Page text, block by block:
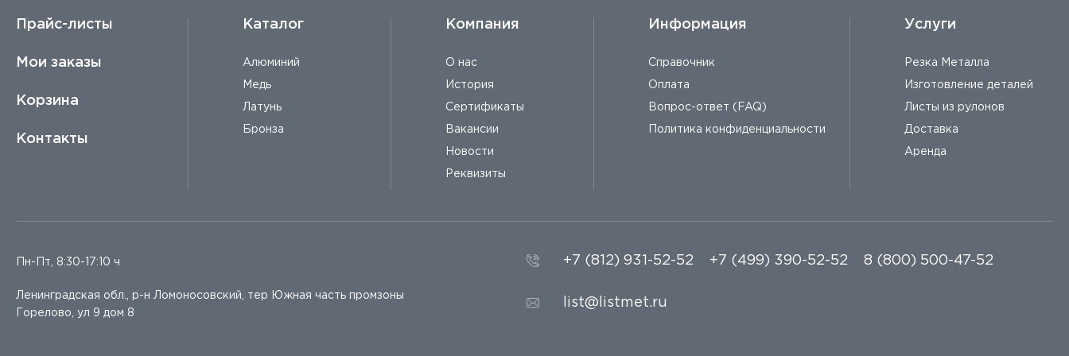
Прайс-листы
Мои заказы
Корзина
Контакты
Каталог
Алюминий
Медь
Латунь
Бронза
Компания
О нас
История
Сертификаты
Вакансии
Новости
Реквизиты
Информация
Справочник
Оплата
Вопрос-ответ (FAQ)
Политика конфиденциальности
Услуги
Резка Металла
Изготовление деталей
Листы из рулонов
Доставка
Аренда
Пн-Пт, 8:30-17:10 ч
Ленинградская обл., р-н Ломоносовский, тер Южная часть промзоны
Горелово, ул 9 дом 8
+7 (812) 931-52-52 +7 (499) 390-52-52 8 (800) 500-47-52
list@listmet.ru